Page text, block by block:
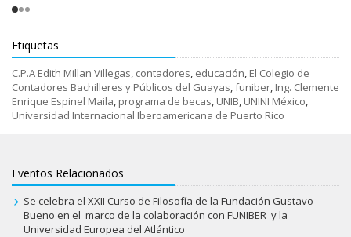
Etiquetas
C.P.A Edith Millan Villegas, contadores, educación, El Colegio de
Contadores Bachilleres y Públicos del Guayas,funiber, Ing. Clemente
Enrique Espinel Maila, programa de becas, UNIB, UNINI México,
Universidad Internacional Iberoamericana de Puerto Rico
Eventos Relacionados
Se celebra el XXII Curso de Filosofía de la Fundación Gustavo
Bueno en el marco de la colaboración con FUNIBER y la
Universidad Europea del Atlántico